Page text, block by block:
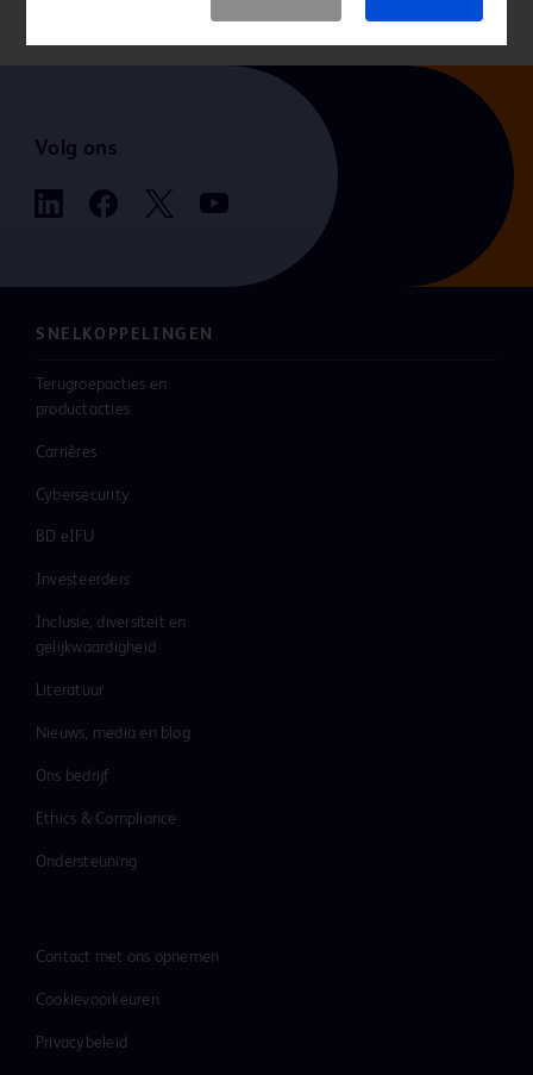
Volg ons
SNELKOPPELINGEN
Terugroepacties en
productacties
Carrières
Cybersecurity
BD eIFU
Investeerders
Inclusie, diversiteit en
gelijkwaardigheid
Literatuur
Nieuws, media en blog
Ons bedrijf
Ethics & Compliance
Ondersteuning
Contact met ons opnemen
Cookievoorkeuren
Privacybeleid